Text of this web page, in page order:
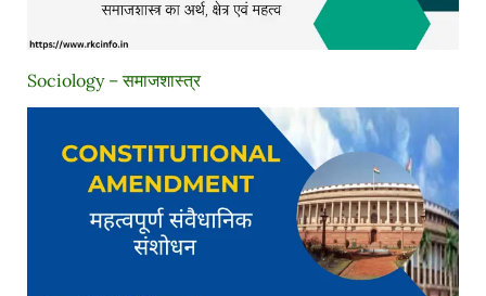
Sociology – समाजशास्त्र